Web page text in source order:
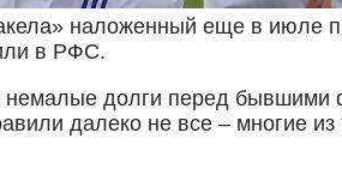
наложенный еще в июле
в РФС.
долги перед
далеко не все – многие